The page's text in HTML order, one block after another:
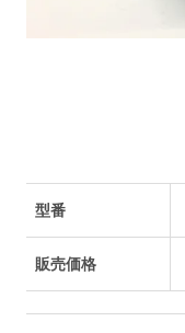
型番
販売価格